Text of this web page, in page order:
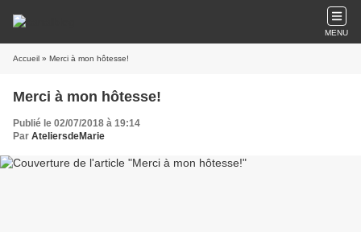
MENU
Accueil » Merci à mon hôtesse!
Merci à mon hôtesse!
Publié le 02/07/2018 à 19:14
Par AteliersdeMarie